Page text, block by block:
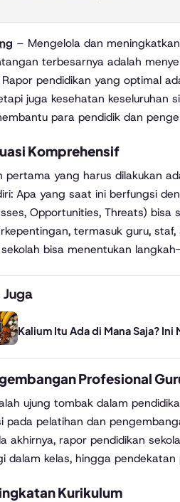
– Mengelola dan
terbesarnya adalah
pendidikan yang optimal
juga kesehatan keseluruhan
para pendidik dan
Komprehensif
pertama yang harus dilakukan
Apa yang saat ini berfungsi
Opportunities, Threats) bisa
termasuk guru,
bisa menentukan
Kalium Itu Ada di Mana Saja?
Profesional
ujung tombak dalam
pada pelatihan dan
akhirnya, rapor pendidikan
dalam kelas, hingga pendekatan
Kurikulum